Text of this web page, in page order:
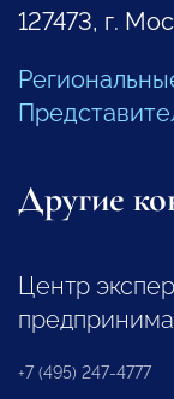
127473, г.
Другие
Центр
+7 (495) 247-4777